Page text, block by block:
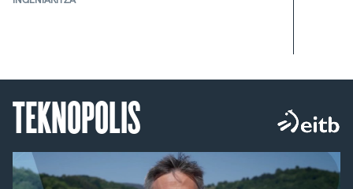
TEKNOPOLIS